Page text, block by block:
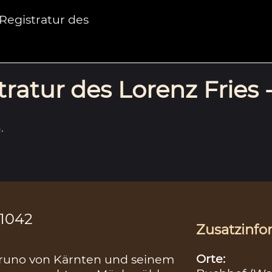
des
des Lorenz Fries
von Kärnten und seinem
Orte: